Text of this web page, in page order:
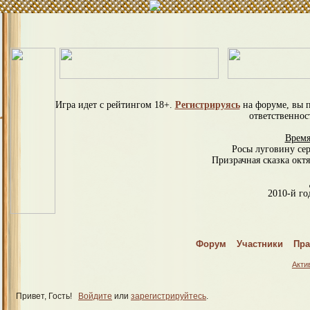
Форум Участники
Игра идет с рейтингом 18+. Регистрируясьна форуме, вы
Росы луговину
Призрачная сказка
2010-й
Привет, Гость! Войдите или зарегистрируйтесь